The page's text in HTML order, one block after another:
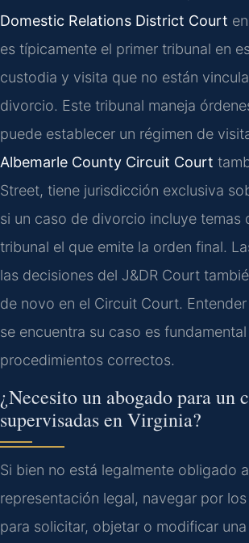
Domestic Relations District Court
es típicamente el primer tribunal en
custodia y visita que no están
divorcio. Este tribunal maneja
puede establecer un régimen de
Albemarle County Circuit Court
Street, tiene jurisdicción exclusiva
si un caso de divorcio incluye temas
tribunal el que emite la orden final.
las decisiones del J&DR Court
de novo en el Circuit Court.
se encuentra su caso es
procedimientos correctos.
¿Necesito un abogado para un
supervisadas en Virginia?
Si bien no está legalmente obligado
representación legal, navegar por
para solicitar, objetar o modificar